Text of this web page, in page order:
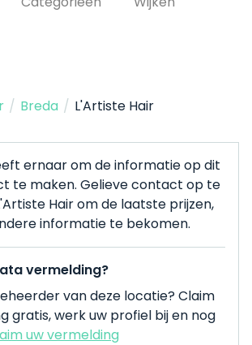
/ Breda / L'Artiste Hair
ernaar om de informatie op dit
te maken. Gelieve contact op te
Hair om de laatste prijzen,
informatie te bekomen.
vermelding?
van deze locatie? Claim
gratis, werk uw profiel bij en nog
uw vermelding